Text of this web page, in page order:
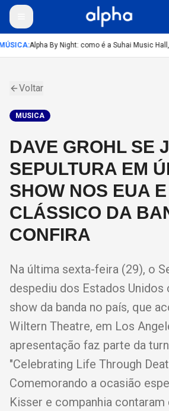
:Alpha By Night: como é a Suhai Music
Voltar
MUSICA
DAVE GROHL SE
SEPULTURA EM
SHOW NOS EUA
CLÁSSICO DA
CONFIRA
Na última sexta-feira (29), o
despediu dos Estados
show da banda no país, que
Wiltern Theatre, em Los
apresentação faz parte da
"Celebrating Life Through
Comemorando a ocasião
Kisser e companhia contaram